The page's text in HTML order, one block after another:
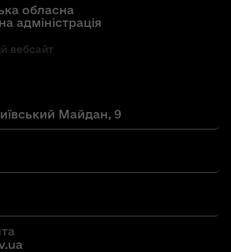
обласна
адміністрація
вебсайт
Майдан, 9